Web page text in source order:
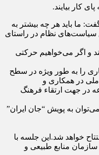
کار بیایند.
ما باید هر چه بیشتر به
سیاست‌های نظام در راستای
و اگر می‌خواهیم حرکتی
را به طور ویژه در سطح
در همکاری و
در جهت ارتقاء فرهنگ
به پویش “جان ایران”
شامل ۸ طرح آبخیزداری و ۳ طرح بیابان‌زدایی با اعتبار بالغ بر ۲۶ میلیارد و ۵۰۰ میلیون تومان افتتاح خواهد شد.این جلسه با
منابع طبیعی و